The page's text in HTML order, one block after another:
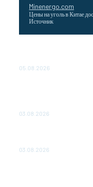
Minenergo.com
Цены на уголь в Китае
Источник
05.08.2026
03.08.2026
03.08.2026